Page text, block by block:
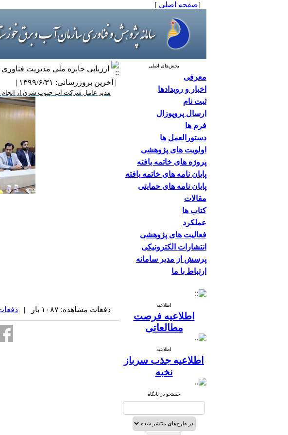
[صفحه اصلی ]
بخش‌های اصلی
معرفی
اخبار و رویدادها
ثبت نام
ارسال پروپوزال
فرم ها
دستورالعمل ها
اولویت های پژوهشی
پروژه های خاتمه یافته
پایان نامه های خاتمه یافته
پایان نامه های حمایتی
مقالات
کتاب ها
عملکرد
فعالیت های پژوهشی
انتشارات الکترونیکی
پرسش از مدیر سامانه
ارتباط با ما
اطلاعیه
اطلاعیه فرصت
مطالعاتی
اطلاعیه
اطلاعیه جذب سرباز
نخبه
جستجو در پایگاه
ارزیابی جایزه ملی مدیریت
| آخرین بروزرسانی: ۱۳۹۹/۶/۳۱ |
مدیر عامل شرکت آب جنوب شرق از انجام
دفعات مشاهده: ۱۰۸۷ بار | دفعات